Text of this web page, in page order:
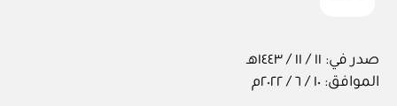
صدر في: ١١ / ١١ / ١٤٤٣هـ
الموافق: ١٠ / ٦ / ٢٠٢٢م